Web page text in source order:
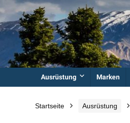
Ausrüstung Marken
Startseite Ausrüstung